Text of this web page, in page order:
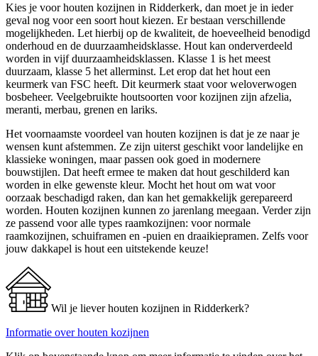
Kies je voor houten kozijnen in Ridderkerk, dan moet je in ieder
geval nog voor een soort hout kiezen. Er bestaan verschillende
mogelijkheden. Let hierbij op de kwaliteit, de hoeveelheid benodigd
onderhoud en de duurzaamheidsklasse. Hout kan onderverdeeld
worden in vijf duurzaamheidsklassen. Klasse 1 is het meest
duurzaam, klasse 5 het allerminst. Let erop dat het hout een
keurmerk van FSC heeft. Dit keurmerk staat voor weloverwogen
bosbeheer. Veelgebruikte houtsoorten voor kozijnen zijn afzelia,
meranti, merbau, grenen en lariks.
Het voornaamste voordeel van houten kozijnen is dat je ze naar je
wensen kunt afstemmen. Ze zijn uiterst geschikt voor landelijke en
klassieke woningen, maar passen ook goed in modernere
bouwstijlen. Dat heeft ermee te maken dat hout geschilderd kan
worden in elke gewenste kleur. Mocht het hout om wat voor
oorzaak beschadigd raken, dan kan het gemakkelijk gerepareerd
worden. Houten kozijnen kunnen zo jarenlang meegaan. Verder zijn
ze passend voor alle types raamkozijnen: voor normale
raamkozijnen, schuiframen en -puien en draaikiepramen. Zelfs voor
jouw dakkapel is hout een uitstekende keuze!
Wil je liever houten kozijnen in Ridderkerk?
Informatie over houten kozijnen